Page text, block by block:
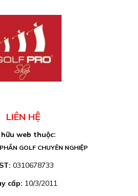
LIÊN HỆ
hữu web thuộc:
GOLF CHUYÊN NGHIỆP
0310678733
cấp: 10/3/2011